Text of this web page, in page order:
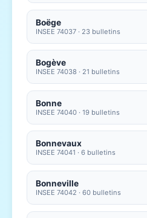
Boëge
INSEE 74037 · 23 bulletins
Bogève
INSEE 74038 · 21 bulletins
Bonne
INSEE 74040 · 19 bulletins
Bonnevaux
INSEE 74041 · 6 bulletins
Bonneville
INSEE 74042 · 60 bulletins